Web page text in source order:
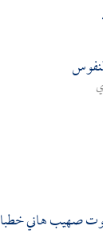
صهيب هاني خطبا